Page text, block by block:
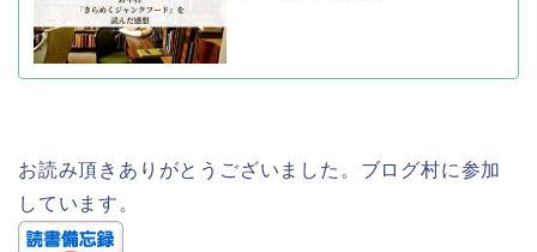
お読み頂きありがとうございました。ブログ村に参加
しています。